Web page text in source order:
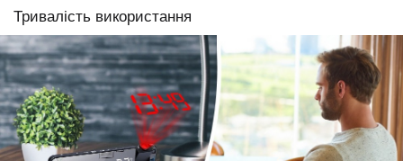
Тривалість використання